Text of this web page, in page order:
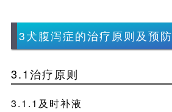
3犬腹泻症的治疗原则及预防
3.1治疗原则
3.1.1及时补液